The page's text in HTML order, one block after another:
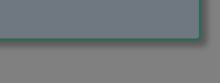
車場を紹介します。 ・セレパーク榎木町・KING七条パ